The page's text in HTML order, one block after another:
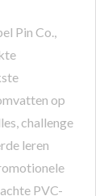
Pin Co.,
op
challenge
leren
PVC-